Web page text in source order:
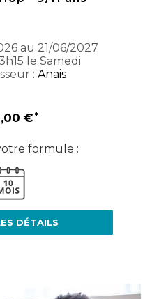
au 21/06/2027
le Samedi
: Anais
€
formule :
DÉTAILS